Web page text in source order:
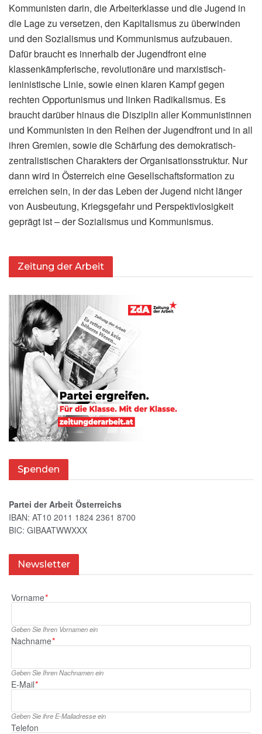
Kommunisten darin, die Arbeiterklasse und die Jugend in
die Lage zu versetzen, den Kapitalismus zu überwinden
und den Sozialismus und Kommunismus aufzubauen.
Dafür braucht es innerhalb der Jugendfront eine
klassenkämpferische, revolutionäre und marxistisch-
leninistische Linie, sowie einen klaren Kampf gegen
rechten Opportunismus und linken Radikalismus. Es
braucht darüber hinaus die Disziplin aller Kommunistinnen
und Kommunisten in den Reihen der Jugendfront und in all
ihren Gremien, sowie die Schärfung des demokratisch-
zentralistischen Charakters der Organisationsstruktur. Nur
dann wird in Österreich eine Gesellschaftsformation zu
erreichen sein, in der das Leben der Jugend nicht länger
von Ausbeutung, Kriegsgefahr und Perspektivlosigkeit
geprägt ist – der Sozialismus und Kommunismus.
Zeitung der Arbeit
Spenden
Partei der Arbeit Österreichs
IBAN: AT10 2011 1824 2361 8700
BIC: GIBAATWWXXX
Newsletter
Vorname*
Geben Sie Ihren Vornamen ein
Nachname*
Geben Sie Ihren Nachnamen ein
E‑Mail*
Geben Sie ihre E‑Mailadresse ein
Telefon